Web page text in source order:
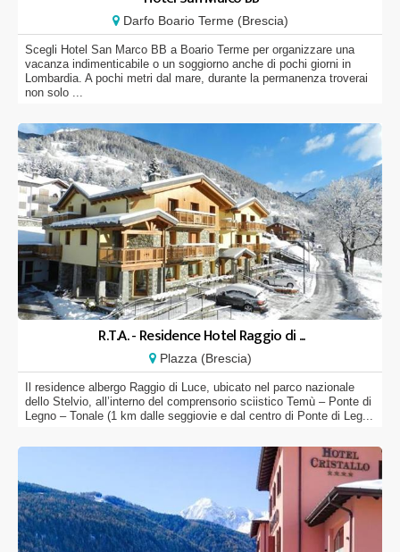
Darfo Boario Terme (Brescia)
Scegli Hotel San Marco BB a Boario Terme per organizzare una
vacanza indimenticabile o un soggiorno anche di pochi giorni in
Lombardia. A pochi metri dal mare, durante la permanenza troverai
non solo ...
R.T.A. - Residence Hotel Raggio di ...
Plazza (Brescia)
Il residence albergo Raggio di Luce, ubicato nel parco nazionale
dello Stelvio, all’interno del comprensorio sciistico Temù – Ponte di
Legno – Tonale (1 km dalle seggiovie e dal centro di Ponte di Leg...